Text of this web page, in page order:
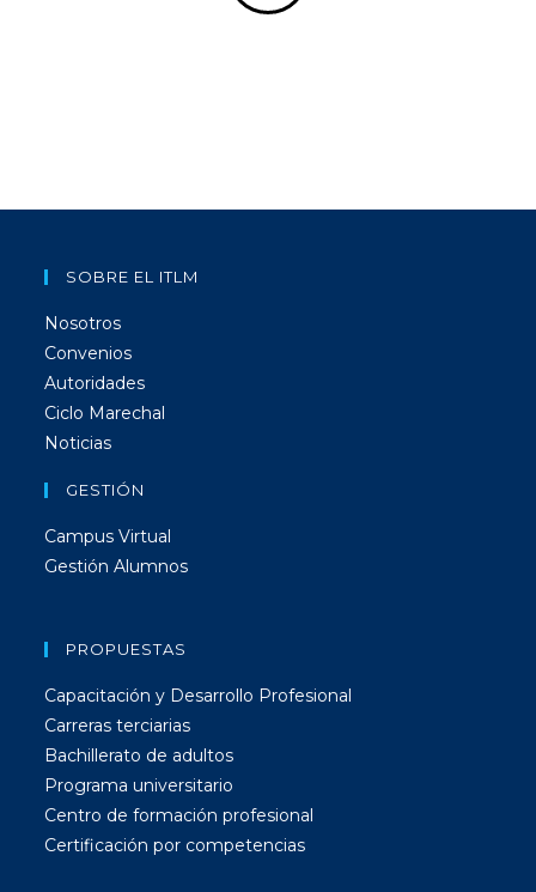
SOBRE EL ITLM
Nosotros
Convenios
Autoridades
Ciclo Marechal
Noticias
GESTIÓN
Campus Virtual
Gestión Alumnos
PROPUESTAS
Capacitación y Desarrollo Profesional
Carreras terciarias
Bachillerato de adultos
Programa universitario
Centro de formación profesional
Certificación por competencias